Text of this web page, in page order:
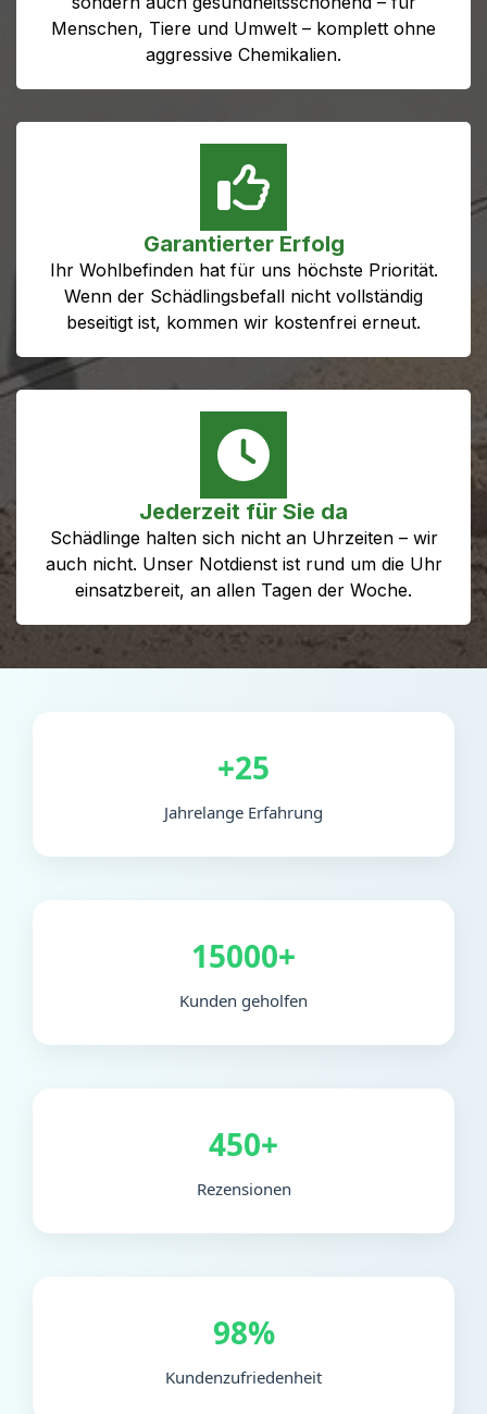
Menschen, Tiere und Umwelt – komplett ohne
aggressive Chemikalien.
Garantierter Erfolg
Ihr Wohlbefinden hat für uns höchste Priorität.
Wenn der Schädlingsbefall nicht vollständig
beseitigt ist, kommen wir kostenfrei erneut.
Jederzeit für Sie da
Schädlinge halten sich nicht an Uhrzeiten – wir
auch nicht. Unser Notdienst ist rund um die Uhr
einsatzbereit, an allen Tagen der Woche.
+25
Jahrelange Erfahrung
15000+
Kunden geholfen
450+
Rezensionen
98%
Kundenzufriedenheit